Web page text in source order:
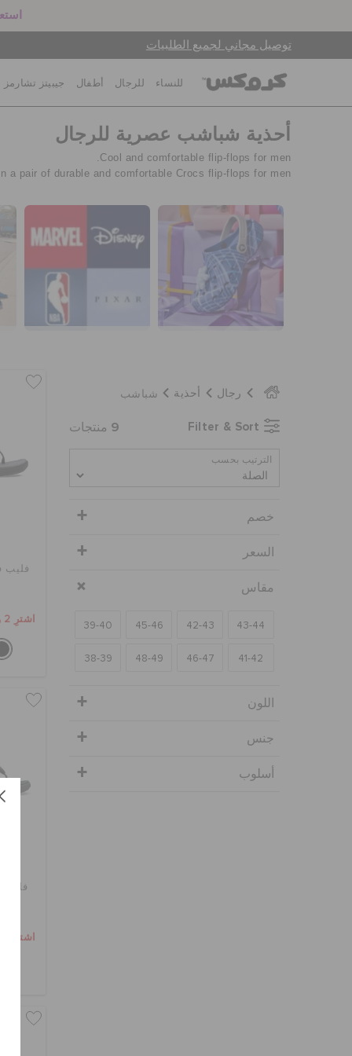
توصيل مجاني لجميع الطلبيات
للنساء للرجال أطفال جيبيتز تشارمز
أحذية شباشب عصرية للرجال
Cool and comfortable flip-flops for men.
a pair of durable and comfortable Crocs flip-flops for men.
رجال أحذية شباشب
Filter & Sort
9 منتجات
الترتيب بحسب
خصم
السعر
مقاس
43-44
42-43
45-46
39-40
41-42
46-47
48-49
38-39
اللون
جنس
أسلوب
فليب
اشترِ 2 واحصل على 25% خصم
اشترِ 2 واحصل على 25% خصم